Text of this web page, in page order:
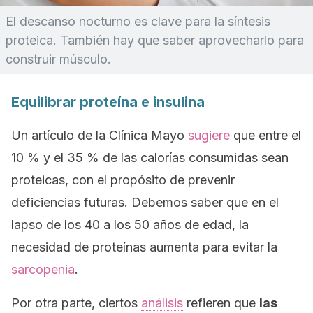
El descanso nocturno es clave para la síntesis
proteica. También hay que saber aprovecharlo para
construir músculo.
Equilibrar proteína e insulina
Un artículo de la Clínica Mayo sugiere que entre el
10 % y el 35 % de las calorías consumidas sean
proteicas, con el propósito de prevenir
deficiencias futuras. Debemos saber que en el
lapso de los 40 a los 50 años de edad, la
necesidad de proteínas aumenta para evitar la
sarcopenia.
Por otra parte, ciertos análisis refieren que las